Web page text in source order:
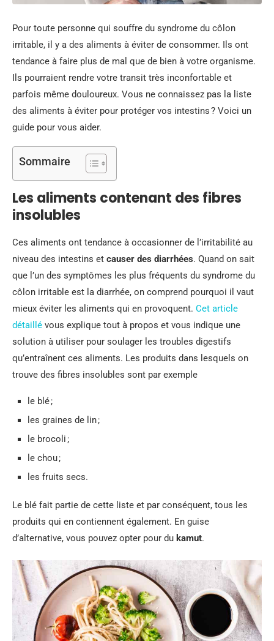
Pour toute personne qui souffre du syndrome du côlon
irritable, il y a des aliments à éviter de consommer. Ils ont
tendance à faire plus de mal que de bien à votre organisme.
Ils pourraient rendre votre transit très inconfortable et
parfois même douloureux. Vous ne connaissez pas la liste
des aliments à éviter pour protéger vos intestins ? Voici un
guide pour vous aider.
Sommaire
Les aliments contenant des fibres
insolubles
Ces aliments ont tendance à occasionner de l’irritabilité au
niveau des intestins et causer des diarrhées. Quand on sait
que l’un des symptômes les plus fréquents du syndrome du
côlon irritable est la diarrhée, on comprend pourquoi il vaut
mieux éviter les aliments qui en provoquent. Cet article
détaillé vous explique tout à propos et vous indique une
solution à utiliser pour soulager les troubles digestifs
qu’entraînent ces aliments. Les produits dans lesquels on
trouve des fibres insolubles sont par exemple
le blé ;
les graines de lin ;
le brocoli ;
le chou ;
les fruits secs.
Le blé fait partie de cette liste et par conséquent, tous les
produits qui en contiennent également. En guise
d’alternative, vous pouvez opter pour du kamut.